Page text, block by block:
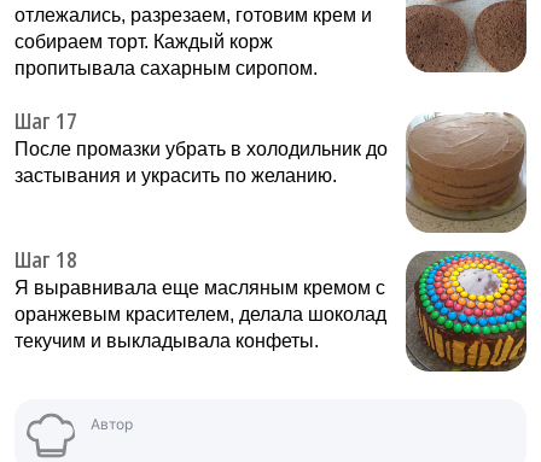
отлежались, разрезаем, готовим крем и
собираем торт. Каждый корж
пропитывала сахарным сиропом.
Шаг 17
После промазки убрать в холодильник до
застывания и украсить по желанию.
Шаг 18
Я выравнивала еще масляным кремом с
оранжевым красителем, делала шоколад
текучим и выкладывала конфеты.
Автор